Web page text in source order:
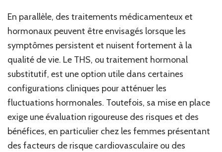
En parallèle, des traitements médicamenteux et
hormonaux peuvent être envisagés lorsque les
symptômes persistent et nuisent fortement à la
qualité de vie. Le THS, ou traitement hormonal
substitutif, est une option utile dans certaines
configurations cliniques pour atténuer les
fluctuations hormonales. Toutefois, sa mise en place
exige une évaluation rigoureuse des risques et des
bénéfices, en particulier chez les femmes présentant
des facteurs de risque cardiovasculaire ou des